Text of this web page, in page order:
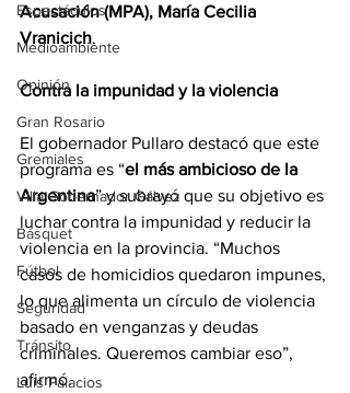
Espectáculos
Medioambiente
Opinión
Gran Rosario
Gremiales
Villa Gobernador Gálvez
Básquet
Fútbol
Seguridad
Tránsito
Luis Palacios
Acusación (MPA), María Cecilia
Vranicich.
Contra la impunidad y la violencia
El gobernador Pullaro destacó que este
programa es “el más ambicioso de la
Argentina” y subrayó que su objetivo es
luchar contra la impunidad y reducir la
violencia en la provincia. “Muchos
casos de homicidios quedaron impunes,
lo que alimenta un círculo de violencia
basado en venganzas y deudas
criminales. Queremos cambiar eso”,
afirmó.